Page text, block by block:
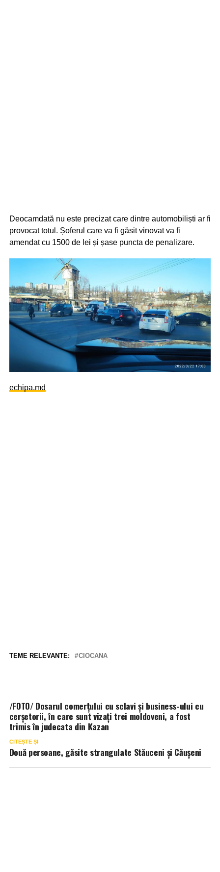
Deocamdată nu este precizat care dintre automobiliști ar fi
provocat totul. Șoferul care va fi găsit vinovat va fi
amendat cu 1500 de lei și șase puncta de penalizare.
echipa.md
TEME RELEVANTE: CIOCANA
/FOTO/ Dosarul comerțului cu sclavi și business-ului cu
cerșetorii, în care sunt vizați trei moldoveni, a fost
trimis în judecata din Kazan
CITEȘTE ȘI
Două persoane, găsite strangulate Stăuceni și Căușeni